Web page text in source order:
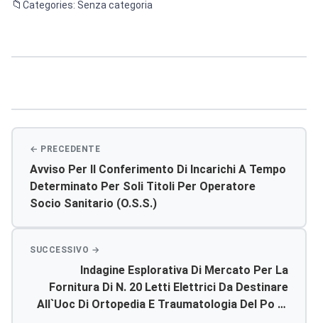
Categories: Senza categoria
Avviso Per Il Conferimento Di Incarichi A Tempo
Determinato Per Soli Titoli Per Operatore
Socio Sanitario (o.s.s.)
Indagine Esplorativa Di Mercato Per La
Fornitura Di N. 20 Letti Elettrici Da Destinare
All`uoc Di Ortopedia E Traumatologia Del Po Di